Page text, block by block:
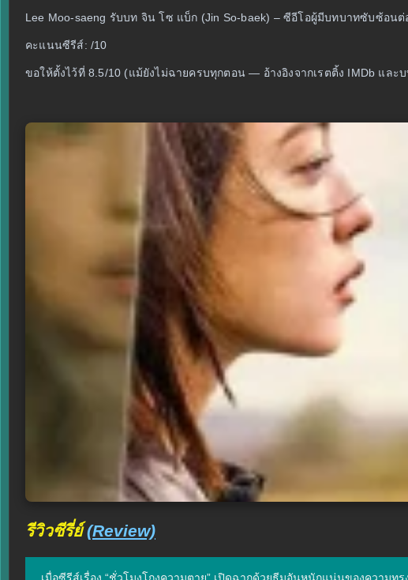
Lee Moo‑saeng รับบท จิน โซ แบ็ก (Jin So-baek) – ซีอีโอผู้มีบทบาทซับซ้อน
คะแนนซีรีส์: /10
ขอให้ตั้งไว้ที่ 8.5/10 (แม้ยังไม่ฉายครบทุกตอน — อ้างอิงจากเรตติ้ง IMDb แล
รีวิวซีรี่ย์(Review)